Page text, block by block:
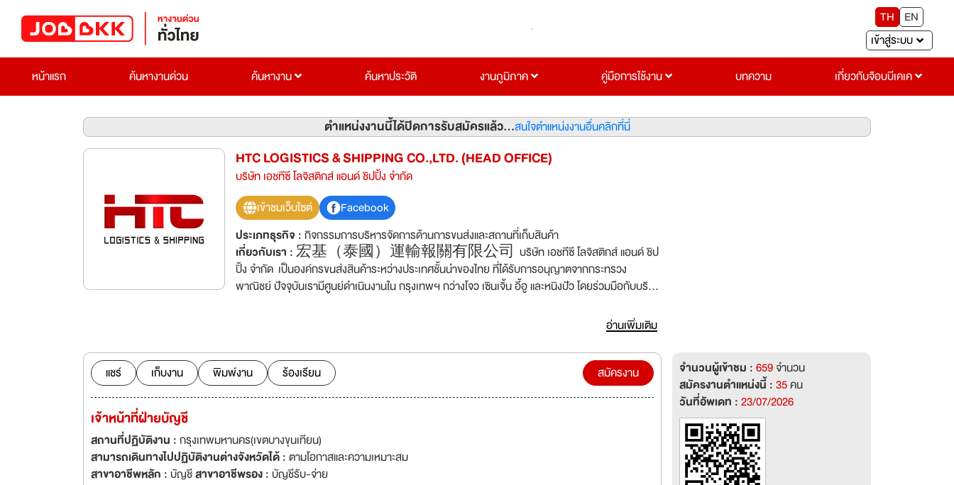
TH
EN
เข้าสู่ระบบ
หน้าแรก
ค้นหางานด่วน ค้นหางาน ค้นหาประวัติ งานภูมิภาค คู่มือการใช้งาน บทความ เกี่ยวกับจ๊อบบีเคเค
ตำแหน่งงานนี้ได้ปิดการรับสมัครแล้ว...สนใจตำแหน่งงานอื่นคลิกที่นี่
HTC LOGISTICS & SHIPPING CO.,LTD. (HEAD OFFICE)
บริษัท เอชทีซี โลจิสติกส์ แอนด์ ชิปปิ้ง จำกัด
เข้าชมเว็บไซต์
Facebook
ประเภทธุรกิจ :กิจกรรมการบริหารจัดการด้านการขนส่งและสถานที่เก็บสินค้า
เกี่ยวกับเรา :宏基（泰國）運輸報關有限公司 บริษัท เอชทีซี โลจิสติกส์ แอนด์ ชิป
ปิ้ง จำกัด เป็นองค์กรขนส่งสินค้าระหว่างประเทศชั้นนำของไทย ที่ได้รับการอนุญาตจากกระทรวง
พาณิชย์ ปัจจุบันเรามีศูนย์ดำเนินงานใน กรุงเทพฯ กว่างโจว เซินเจิ้น อี้อู และหนิงปัว โดยร่วมมือกับบริษัท
สินค้าอย่างครบวงจร ทั้งทางบก ทางอากาศ บริการคลังสินค้า บริการขนส่งทางเรือแบบเต็มตู้อ่านเพิ่มเติม
แชร์ เก็บงาน พิมพ์งาน ร้องเรียน สมัครงาน
เจ้าหน้าที่ฝ่ายบัญชี
สถานที่ปฏิบัติงาน :กรุงเทพมหานคร(เขตบางขุนเทียน)
สามารถเดินทางไปปฏิบัติงานต่างจังหวัดได้ :ตามโอกาสและความเหมาะสม
สาขาอาชีพหลัก :บัญชีสาขาอาชีพรอง :บัญชีรับ-จ่าย
จำนวนผู้เข้าชม :659จำนวน
สมัครงานตำแหน่งนี้ :35คน
วันที่อัพเดท :23/07/2026